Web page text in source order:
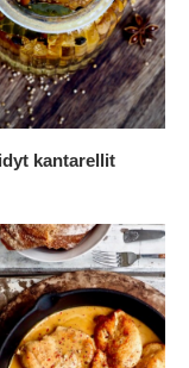
kantarellit